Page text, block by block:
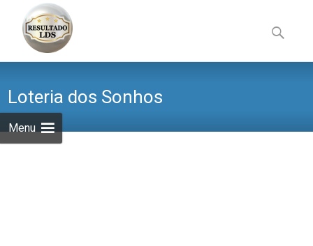
Menu
to
content
por:
Loteria dos Sonhos